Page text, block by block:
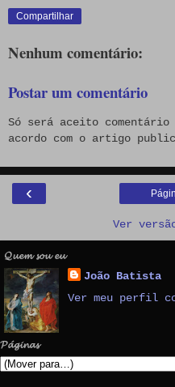
Compartilhar
Nenhum comentário:
Postar um comentário
Só será aceito
acordo com o artigo
‹
Ver
𝓠𝓾𝓮𝓶 𝓼𝓸𝓾 𝓮𝓾
João Batista
Ver meu perfil
𝓟𝓪́𝓰𝓲𝓷𝓪𝓼